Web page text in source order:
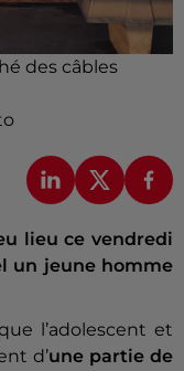
des câbles
lieu ce vendredi
un jeune homme
l’adolescent et
d’une partie de